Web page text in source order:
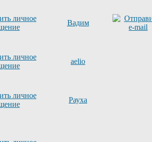
Вадим
aelio
Рауха